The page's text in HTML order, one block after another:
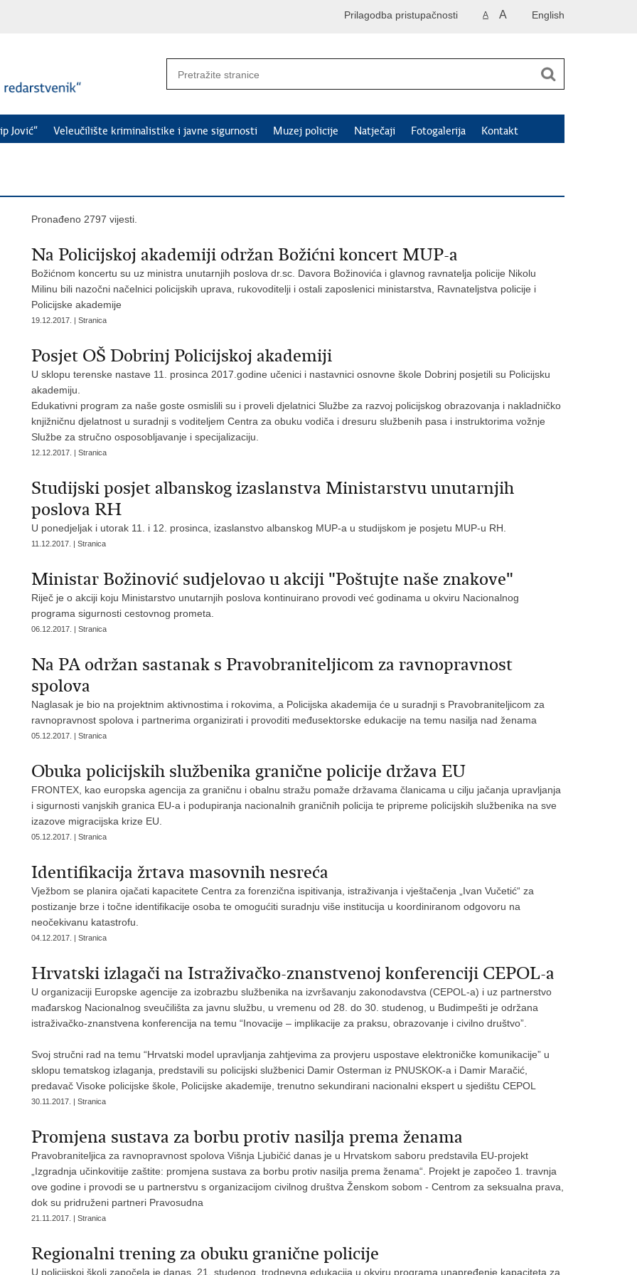
English
A A
Prilagodba pristupačnosti
Jović“ Veleučilište kriminalistike i javne sigurnosti Muzej policije Natječaji Fotogalerija Kontakt
Pronađeno 2797 vijesti.
Na Policijskoj akademiji održan Božićni koncert MUP-a
Božićnom koncertu su uz ministra unutarnjih poslova dr.sc. Davora Božinovića i glavnog ravnatelja policije Nikolu
Milinu bili nazočni načelnici policijskih uprava, rukovoditelji i ostali zaposlenici ministarstva, Ravnateljstva policije i
Policijske akademije
19.12.2017. | Stranica
Posjet OŠ Dobrinj Policijskoj akademiji
U sklopu terenske nastave 11. prosinca 2017.godine učenici i nastavnici osnovne škole Dobrinj posjetili su Policijsku
akademiju.
Edukativni program za naše goste osmislili su i proveli djelatnici Službe za razvoj policijskog obrazovanja i nakladničko
knjižničnu djelatnost u suradnji s voditeljem Centra za obuku vodiča i dresuru službenih pasa i instruktorima vožnje
Službe za stručno osposobljavanje i specijalizaciju.
12.12.2017. | Stranica
Studijski posjet albanskog izaslanstva Ministarstvu unutarnjih
poslova RH
U ponedjeljak i utorak 11. i 12. prosinca, izaslanstvo albanskog MUP-a u studijskom je posjetu MUP-u RH.
11.12.2017. | Stranica
Ministar Božinović sudjelovao u akciji "Poštujte naše znakove"
Riječ je o akciji koju Ministarstvo unutarnjih poslova kontinuirano provodi već godinama u okviru Nacionalnog
programa sigurnosti cestovnog prometa.
06.12.2017. | Stranica
Na PA održan sastanak s Pravobraniteljicom za ravnopravnost
spolova
Naglasak je bio na projektnim aktivnostima i rokovima, a Policijska akademija će u suradnji s Pravobraniteljicom za
ravnopravnost spolova i partnerima organizirati i provoditi međusektorske edukacije na temu nasilja nad ženama
05.12.2017. | Stranica
Obuka policijskih službenika granične policije država EU
FRONTEX, kao europska agencija za graničnu i obalnu stražu pomaže državama članicama u cilju jačanja upravljanja
i sigurnosti vanjskih granica EU-a i podupiranja nacionalnih graničnih policija te pripreme policijskih službenika na sve
izazove migracijska krize EU.
05.12.2017. | Stranica
Identifikacija žrtava masovnih nesreća
Vježbom se planira ojačati kapacitete Centra za forenzična ispitivanja, istraživanja i vještačenja „Ivan Vučetić“ za
postizanje brze i točne identifikacije osoba te omogućiti suradnju više institucija u koordiniranom odgovoru na
neočekivanu katastrofu.
04.12.2017. | Stranica
Hrvatski izlagači na Istraživačko-znanstvenoj konferenciji CEPOL-a
U organizaciji Europske agencije za izobrazbu službenika na izvršavanju zakonodavstva (CEPOL-a) i uz partnerstvo
mađarskog Nacionalnog sveučilišta za javnu službu, u vremenu od 28. do 30. studenog, u Budimpešti je održana
istraživačko-znanstvena konferencija na temu “Inovacije – implikacije za praksu, obrazovanje i civilno društvo”.
Svoj stručni rad na temu “Hrvatski model upravljanja zahtjevima za provjeru uspostave elektroničke komunikacije” u
sklopu tematskog izlaganja, predstavili su policijski službenici Damir Osterman iz PNUSKOK-a i Damir Maračić,
predavač Visoke policijske škole, Policijske akademije, trenutno sekundirani nacionalni ekspert u sjedištu CEPOL
30.11.2017. | Stranica
Promjena sustava za borbu protiv nasilja prema ženama
Pravobraniteljica za ravnopravnost spolova Višnja Ljubičić danas je u Hrvatskom saboru predstavila EU-projekt
„Izgradnja učinkovitije zaštite: promjena sustava za borbu protiv nasilja prema ženama“. Projekt je započeo 1. travnja
ove godine i provodi se u partnerstvu s organizacijom civilnog društva Ženskom sobom - Centrom za seksualna prava,
dok su pridruženi partneri Pravosudna
21.11.2017. | Stranica
Regionalni trening za obuku granične policije
U policijskoj školi započela je danas, 21. studenog, trodnevna edukacija u okviru programa unapređenje kapaciteta za